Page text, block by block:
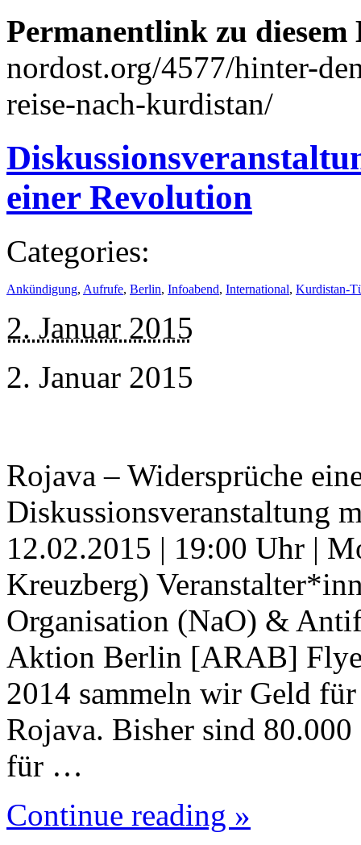
Permanentlink zu
nordost.org/4577/hinter-
reise-nach-kurdistan/
einer Revolution
Categories:
Ankündigung, Aufrufe, Berlin, Infoabend, International, Kurdistan-
2. Januar 2015
2. Januar 2015
Rojava – Widersprüche
Diskussionsveranstaltung
12.02.2015 | 19:00 Uhr |
Kreuzberg)
Organisation (NaO) &
Aktion Berlin [ARAB]
2014 sammeln wir Geld
Rojava. Bisher sind
für …
Continue reading »